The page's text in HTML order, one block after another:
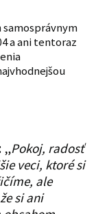
samosprávnym
a ani tentoraz
„Pokoj, radosť
veci, ktoré si
ale
si ani